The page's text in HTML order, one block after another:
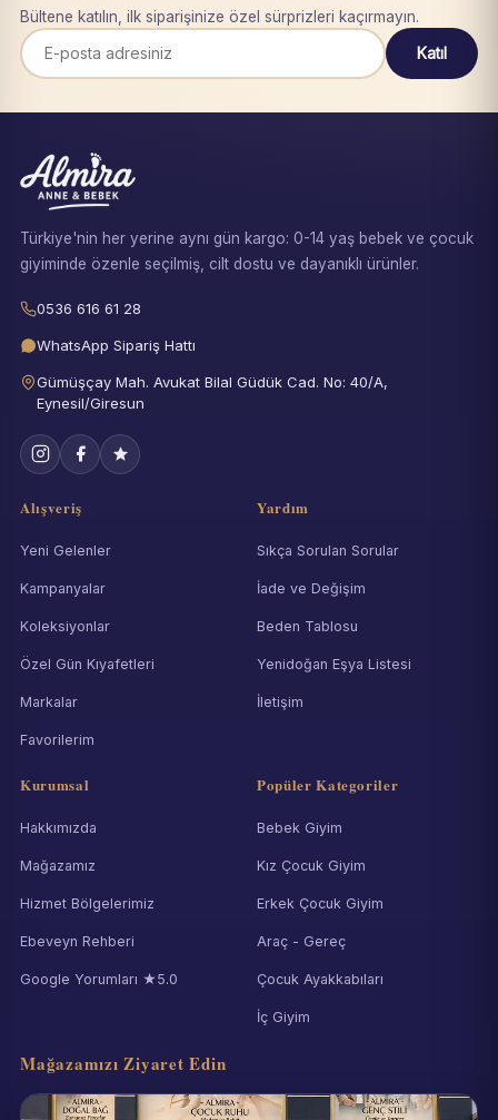
Bültene katılın, ilk siparişinize özel sürprizleri kaçırmayın.
Katıl
Türkiye'nin her yerine aynı gün kargo: 0-14 yaş bebek ve çocuk
giyiminde özenle seçilmiş, cilt dostu ve dayanıklı ürünler.
0536 616 61 28
WhatsApp Sipariş Hattı
Gümüşçay Mah. Avukat Bilal Güdük Cad. No: 40/A,
Eynesil/Giresun
Alışveriş
Yeni Gelenler
Kampanyalar
Koleksiyonlar
Özel Gün Kıyafetleri
Markalar
Favorilerim
Yardım
Sıkça Sorulan Sorular
İade ve Değişim
Beden Tablosu
Yenidoğan Eşya Listesi
İletişim
Kurumsal
Hakkımızda
Mağazamız
Hizmet Bölgelerimiz
Ebeveyn Rehberi
Google Yorumları ★5.0
Popüler Kategoriler
Bebek Giyim
Kız Çocuk Giyim
Erkek Çocuk Giyim
Araç - Gereç
Çocuk Ayakkabıları
İç Giyim
Mağazamızı Ziyaret Edin